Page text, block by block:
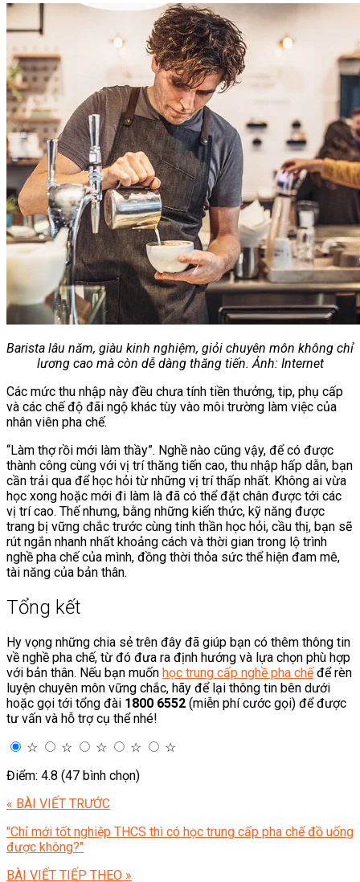
Barista lâu năm, giàu kinh nghiệm, giỏi chuyên môn không chỉ
lương cao mà còn dễ dàng thăng tiến. Ảnh: Internet
Các mức thu nhập này đều chưa tính tiền thưởng, tip, phụ cấp
và các chế độ đãi ngộ khác tùy vào môi trường làm việc của
nhân viên pha chế.
“Làm thợ rồi mới làm thầy”. Nghề nào cũng vậy, để có được
thành công cùng với vị trí thăng tiến cao, thu nhập hấp dẫn, bạn
cần trải qua để học hỏi từ những vị trí thấp nhất. Không ai vừa
học xong hoặc mới đi làm là đã có thể đặt chân được tới các
vị trí cao. Thế nhưng, bằng những kiến thức, kỹ năng được
trang bị vững chắc trước cùng tinh thần học hỏi, cầu thị, bạn sẽ
rút ngắn nhanh nhất khoảng cách và thời gian trong lộ trình
nghề pha chế của mình, đồng thời thỏa sức thể hiện đam mê,
tài năng của bản thân.
Tổng kết
Hy vọng những chia sẻ trên đây đã giúp bạn có thêm thông tin
về nghề pha chế, từ đó đưa ra định hướng và lựa chọn phù hợp
với bản thân. Nếu bạn muốn học trung cấp nghề pha chếđể rèn
luyện chuyên môn vững chắc, hãy để lại thông tin bên dưới
hoặc gọi tới tổng đài 1800 6552 (miễn phí cước gọi) để được
tư vấn và hỗ trợ cụ thể nhé!
☆
☆ ☆ ☆
☆
Điểm: 4.8 (47 bình chọn)
« BÀI VIẾT TRƯỚC
"Chỉ mới tốt nghiệp THCS thì có học trung cấp pha chế đồ uống
được không?"
BÀI VIẾT TIẾP THEO »